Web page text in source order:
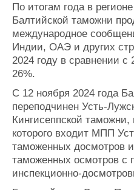
Конференции
Выставки и семинары
Личности
Словарь
По итогам года в
Балтийской таможни
международное
Индии, ОАЭ и других
2024 году в сравнении с
26%.
С 12 ноября 2024 года
переподчинен Усть-
Кингисеппской таможни,
которого входит МПП
таможенных досмотров
таможенных осмотров с
инспекционно-